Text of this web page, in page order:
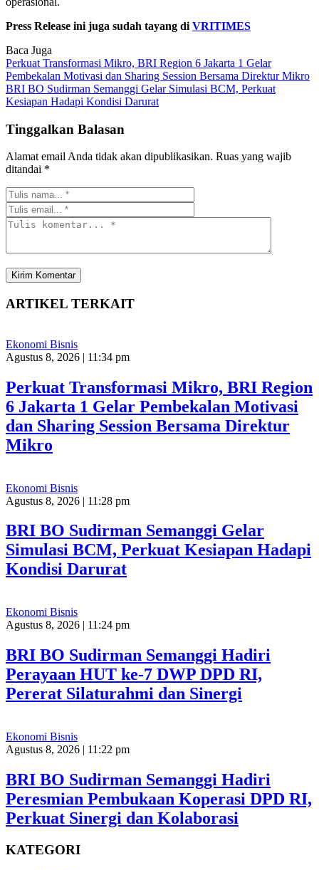
Press Release ini juga sudah tayang di VRITIMES
Baca Juga
Perkuat Transformasi Mikro, BRI Region 6 Jakarta 1 Gelar
Pembekalan Motivasi dan Sharing Session Bersama Direktur Mikro
BRI BO Sudirman Semanggi Gelar Simulasi BCM, Perkuat
Kesiapan Hadapi Kondisi Darurat
Tinggalkan Balasan
Alamat email Anda tidak akan dipublikasikan. Ruas yang wajib
ditandai *
ARTIKEL TERKAIT
Ekonomi Bisnis
Agustus 8, 2026 | 11:34 pm
Perkuat Transformasi Mikro, BRI Region
6 Jakarta 1 Gelar Pembekalan Motivasi
dan Sharing Session Bersama Direktur
Mikro
Ekonomi Bisnis
Agustus 8, 2026 | 11:28 pm
BRI BO Sudirman Semanggi Gelar
Simulasi BCM, Perkuat Kesiapan Hadapi
Kondisi Darurat
Ekonomi Bisnis
Agustus 8, 2026 | 11:24 pm
BRI BO Sudirman Semanggi Hadiri
Perayaan HUT ke-7 DWP DPD RI,
Pererat Silaturahmi dan Sinergi
Ekonomi Bisnis
Agustus 8, 2026 | 11:22 pm
BRI BO Sudirman Semanggi Hadiri
Peresmian Pembukaan Koperasi DPD RI,
Perkuat Sinergi dan Kolaborasi
KATEGORI